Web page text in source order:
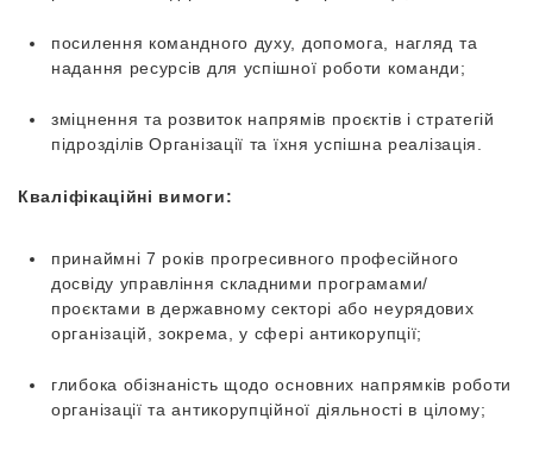
посилення командного духу, допомога, нагляд та
надання ресурсів для успішної роботи команди;
зміцнення та розвиток напрямів проєктів і стратегій
підрозділів Організації та їхня успішна реалізація.
Кваліфікаційні вимоги:
принаймні 7 років прогресивного професійного
досвіду управління складними програмами/
проєктами в державному секторі або неурядових
організацій, зокрема, у сфері антикорупції;
глибока обізнаність щодо основних напрямків роботи
організації та антикорупційної діяльності в цілому;